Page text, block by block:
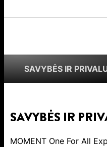
SAVYBĖS IR
SAVYBĖS IR
MOMENT One For All